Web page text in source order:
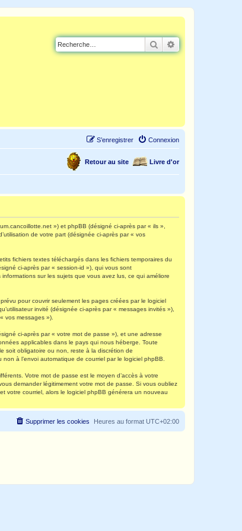
Rechercher
Connexion
S’enregistrer
Livre d'or
Retour au site
») et phpBB (désigné ci-après par « ils »,
de votre part (désignée ci-après par « vos
fichiers textes téléchargés dans les fichiers temporaires du
ci-après par « session-id »), qui vous sont
sur les sujets que vous avez lus, ce qui améliore
pour couvrir seulement les pages créées par le logiciel
invité (désignée ci-après par « messages invités »),
vos messages »).
ci-après par « votre mot de passe »), et une adresse
applicables dans le pays qui nous héberge. Toute
soit obligatoire ou non, reste à la discrétion de
à l’envoi automatique de courriel par le logiciel phpBB.
Votre mot de passe est le moyen d’accès à votre
demander légitimement votre mot de passe. Si vous oubliez
votre courriel, alors le logiciel phpBB générera un nouveau
Heures au format UTC+02:00
Supprimer les cookies